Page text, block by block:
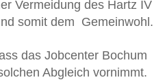
Vermeidung des Hartz IV
somit dem Gemeinwohl.
das Jobcenter Bochum
Abgleich vornimmt.